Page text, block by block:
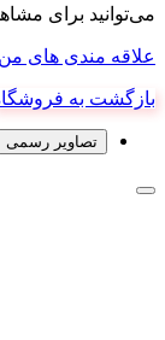
می‌توانید برای
علاقه مندی های من
بازگشت به
تصاویر رسمی